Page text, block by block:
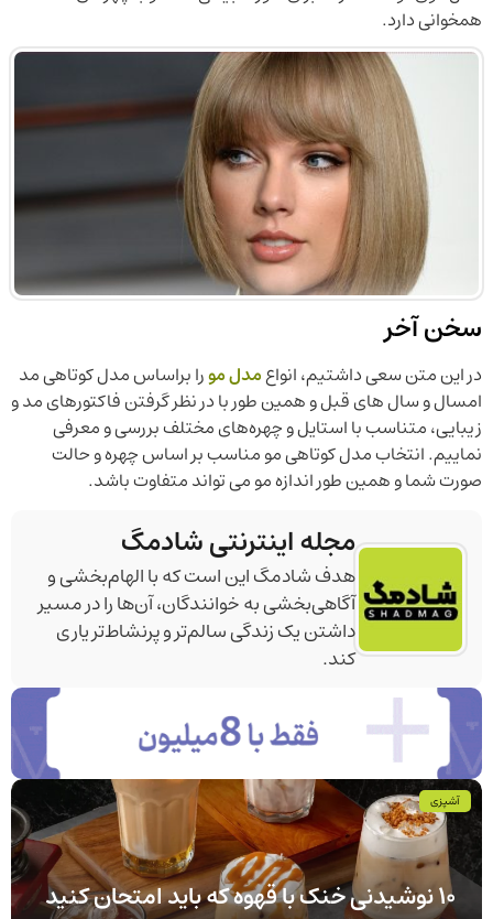
همخوانی دارد.
سخن آخر
در این متن سعی داشتیم، انواعمدل مورا براساس مدل کوتاهی مد
امسال و سال های قبل و همین طور با در نظر گرفتن فاکتورهای مد و
زیبایی، متناسب با استایل و چهره‌های مختلف بررسی و معرفی
نماییم. انتخاب مدل کوتاهی مو مناسب بر اساس چهره و حالت
صورت شما و همین طور اندازه مو می تواند متفاوت باشد.
مجله اینترنتی شادمگ
هدف شادمگ این است که با الهام‌بخشی و
آگاهی‌بخشی به خوانندگان، آن‌ها را در مسیر
داشتن یک زندگی سالم‌تر و پرنشاط‌تر یاری
کند.
آشپزی